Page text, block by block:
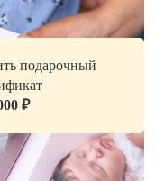
подарочный
₽